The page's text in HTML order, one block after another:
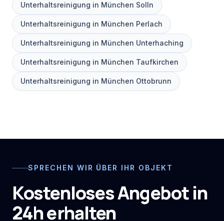
Unterhaltsreinigung in München Solln
Unterhaltsreinigung in München Perlach
Unterhaltsreinigung in München Unterhaching
Unterhaltsreinigung in München Taufkirchen
Unterhaltsreinigung in München Ottobrunn
SPRECHEN WIR ÜBER IHR OBJEKT
Kostenloses Angebot in
24h erhalten